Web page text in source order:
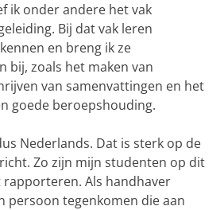
ik onder andere het vak
Bij dat vak leren
en breng ik ze
bij, zoals het maken van
van samenvattingen en het
goede beroepshouding.
Nederlands. Dat is sterk op de
Zo zijn mijn studenten op dit
Als handhaver
persoon tegenkomen die aan